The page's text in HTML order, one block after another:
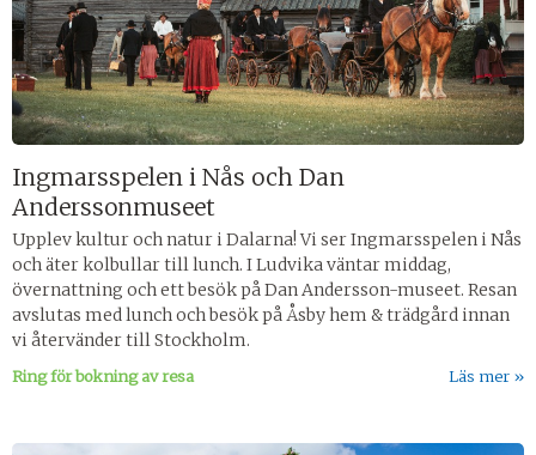
Ingmarsspelen i Nås och Dan
Anderssonmuseet
Upplev kultur och natur i Dalarna! Vi ser Ingmarsspelen i Nås
och äter kolbullar till lunch. I Ludvika väntar middag,
övernattning och ett besök på Dan Andersson-museet. Resan
avslutas med lunch och besök på Åsby hem & trädgård innan
vi återvänder till Stockholm.
Ring för bokning av resa Läs mer